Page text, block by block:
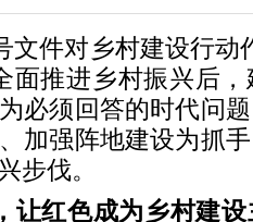
文件对乡村建设行动
面推进乡村振兴后
必须回答的时代问
加强阵地建设为抓
步伐。
让红色成为乡村建